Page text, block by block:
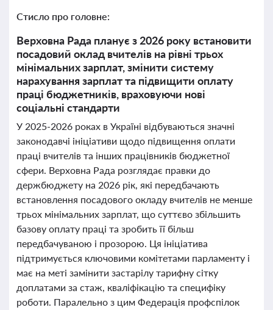
Стисло про головне:
Верховна Рада планує з 2026 року встановити
посадовий оклад вчителів на рівні трьох
мінімальних зарплат, змінити систему
нарахування зарплат та підвищити оплату
праці бюджетників, враховуючи нові
соціальні стандарти
У 2025-2026 роках в Україні відбуваються значні
законодавчі ініціативи щодо підвищення оплати
праці вчителів та інших працівників бюджетної
сфери. Верховна Рада розглядає правки до
держбюджету на 2026 рік, які передбачають
встановлення посадового окладу вчителів не менше
трьох мінімальних зарплат, що суттєво збільшить
базову оплату праці та зробить її більш
передбачуваною і прозорою. Ця ініціатива
підтримується ключовими комітетами парламенту і
має на меті замінити застарілу тарифну сітку
доплатами за стаж, кваліфікацію та специфіку
роботи. Паралельно з цим Федерація профспілок